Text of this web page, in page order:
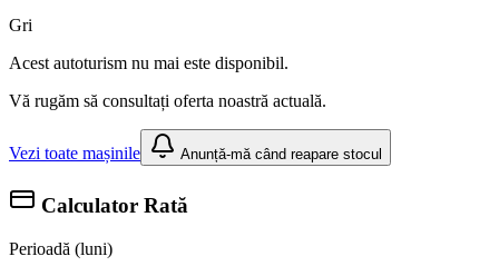
Gri
Acest autoturism nu mai este disponibil.
Vă rugăm să consultați oferta noastră actuală.
Vezi toate mașinile Anunță-mă când reapare stocul
Calculator Rată
Perioadă (luni)